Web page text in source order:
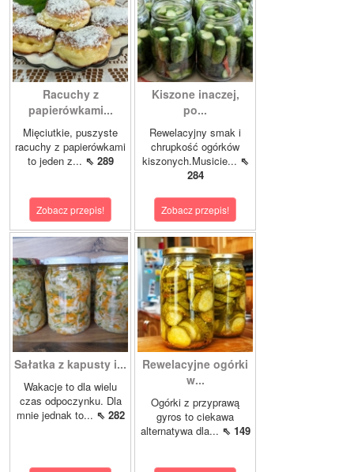
Racuchy z
papierówkami...
Mięciutkie, puszyste
racuchy z papierówkami
to jeden z... ⇖ 289
Zobacz przepis!
Kiszone inaczej,
po...
Rewelacyjny smak i
chrupkość ogórków
kiszonych.Musicie... ⇖
284
Zobacz przepis!
Sałatka z kapusty i...
Wakacje to dla wielu
czas odpoczynku. Dla
mnie jednak to... ⇖ 282
Rewelacyjne ogórki
w...
Ogórki z przyprawą
gyros to ciekawa
alternatywa dla... ⇖ 149